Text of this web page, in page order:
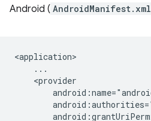
Android ( AndroidManifest.xml